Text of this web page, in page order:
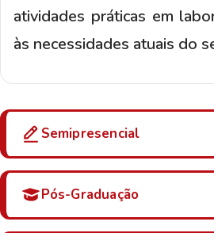
atividades práticas em
às necessidades atuais do
Semipresencial
Pós-Graduação